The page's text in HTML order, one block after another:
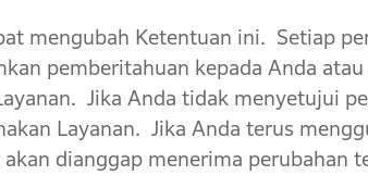
mengubah Ketentuan ini. Setiap
pemberitahuan kepada Anda
Jika Anda tidak menyetujui
Layanan. Jika Anda terus
akan dianggap menerima perubahan